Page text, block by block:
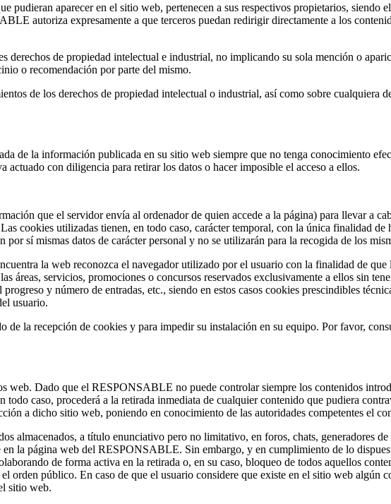
aparecer en el sitio web, pertenecen a sus respectivos propietarios, siendo
autoriza expresamente a que terceros puedan redirigir directamente a los
de propiedad intelectual e industrial, no implicando su sola mención o
o recomendación por parte del mismo.
de los derechos de propiedad intelectual o industrial, así como sobre cualquiera
de la información publicada en su sitio web siempre que no tenga conocimiento
con diligencia para retirar los datos o hacer imposible el acceso a ellos.
que el servidor envía al ordenador de quien accede a la página) para llevar a
cookies utilizadas tienen, en todo caso, carácter temporal, con la única finalidad de
sí mismas datos de carácter personal y no se utilizarán para la recogida de los
la web reconozca el navegador utilizado por el usuario con la finalidad de
áreas, servicios, promociones o concursos reservados exclusivamente a ellos sin
y número de entradas, etc., siendo en estos casos cookies prescindibles
usuario.
la recepción de cookies y para impedir su instalación en su equipo. Por favor,
web. Dado que el RESPONSABLE no puede controlar siempre los contenidos
caso, procederá a la retirada inmediata de cualquier contenido que pudiera
a dicho sitio web, poniendo en conocimiento de las autoridades competentes el
almacenados, a título enunciativo pero no limitativo, en foros, chats, generadores
la página web del RESPONSABLE. Sin embargo, y en cumplimiento de lo
de forma activa en la retirada o, en su caso, bloqueo de todos aquellos
orden público. En caso de que el usuario considere que existe en el sitio web algún
sitio web.